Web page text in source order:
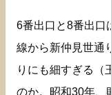
6番出口と8番出口
線から新仲見世通
りにも細すぎる（
のか。昭和30年、